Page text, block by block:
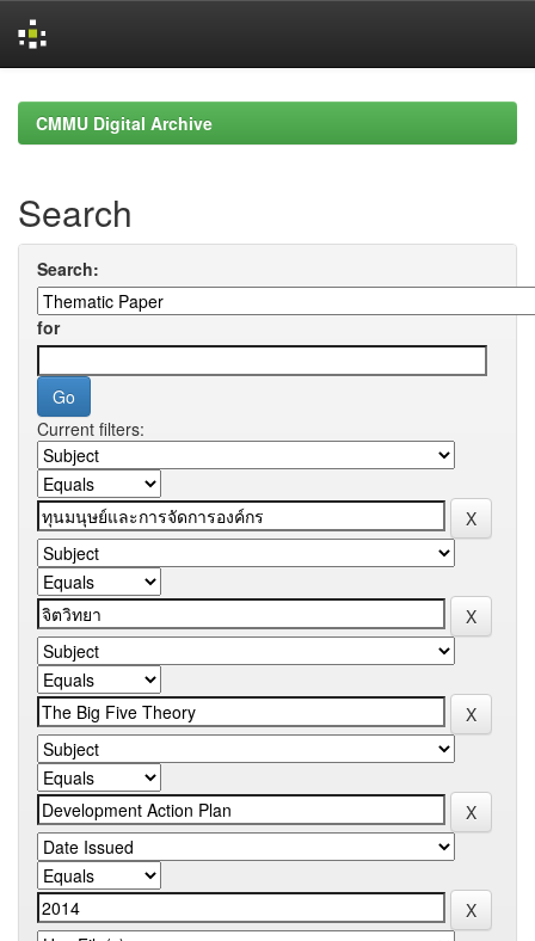
navigationCMMU Digital Archive
Search
Search:
for
Current filters: